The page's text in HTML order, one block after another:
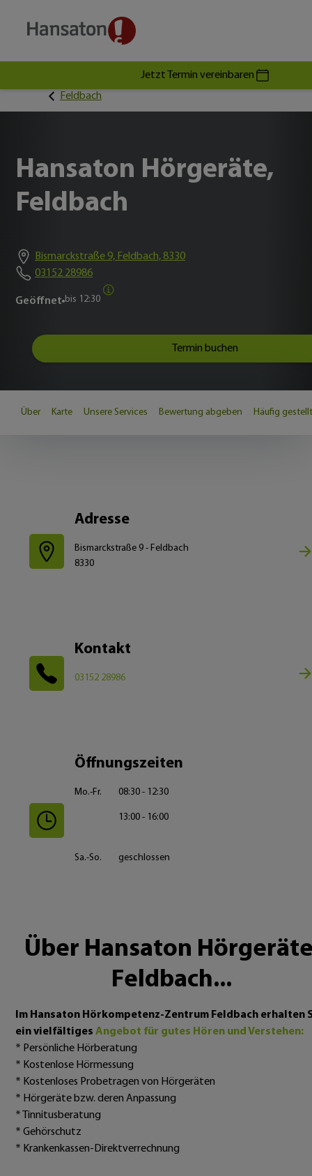
Jetzt Termin vereinbaren
Feldbach
Hansaton Hörgeräte,
Feldbach
Bismarckstraße 9, Feldbach, 8330
03152 28986
Geöffnet bis 12:30
Termin buchen
Über Karte Unsere Services Bewertung abgeben Häufig
Adresse
Bismarckstraße 9 - Feldbach
8330
Kontakt
03152 28986
Öffnungszeiten
Mo.-Fr. 08:30 - 12:30
13:00 - 16:00
Sa.-So. geschlossen
Über Hansaton
Feldbach...
Im Hansaton Hörkompetenz-Zentrum Feldbach erhalten
ein vielfältiges Angebot für gutes Hören und Verstehen:
* Persönliche Hörberatung
* Kostenlose Hörmessung
* Kostenloses Probetragen von Hörgeräten
* Hörgeräte bzw. deren Anpassung
* Tinnitusberatung
* Gehörschutz
* Krankenkassen-Direktverrechnung